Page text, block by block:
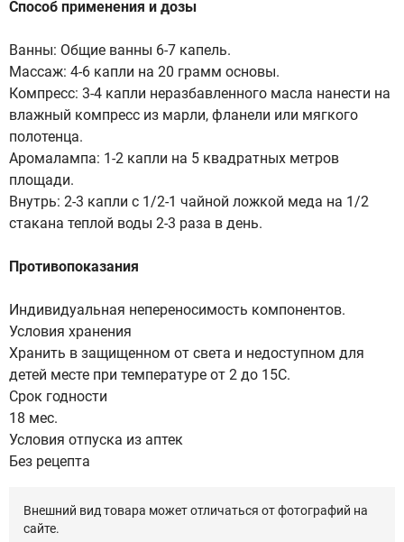
Способ применения и дозы
Ванны: Общие ванны 6-7 капель.
Массаж: 4-6 капли на 20 грамм основы.
Компресс: 3-4 капли неразбавленного масла нанести на
влажный компресс из марли, фланели или мягкого
полотенца.
Аромалампа: 1-2 капли на 5 квадратных метров
площади.
Внутрь: 2-3 капли с 1/2-1 чайной ложкой меда на 1/2
стакана теплой воды 2-3 раза в день.
Противопоказания
Индивидуальная непереносимость компонентов.
Условия хранения
Хранить в защищенном от света и недоступном для
детей месте при температуре от 2 до 15С.
Срок годности
18 мес.
Условия отпуска из аптек
Без рецепта
Внешний вид товара может отличаться от фотографий на
сайте.